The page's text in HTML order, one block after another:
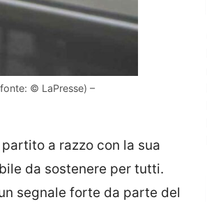
© LaPresse) –
a razzo con la sua
da sostenere per tutti.
segnale forte da parte del